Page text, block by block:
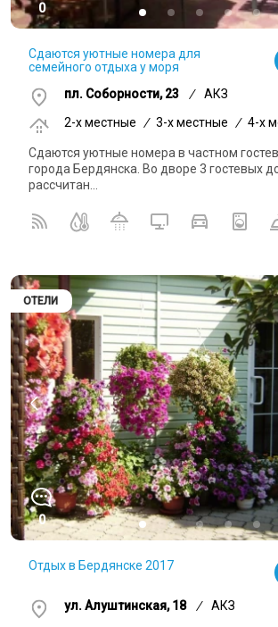
0
Сдаются уютные номера для
семейного отдыха у моря
пл. Соборности, 23 /
АКЗ
2-x местные / 3-x местные / 4-x
Сдаются уютные номера в частном
города Бердянска. Во дворе 3 гостевых
рассчитан...
ОТЕЛИ
0
Отдых в Бердянске 2017
ул. Алуштинская, 18 / АКЗ